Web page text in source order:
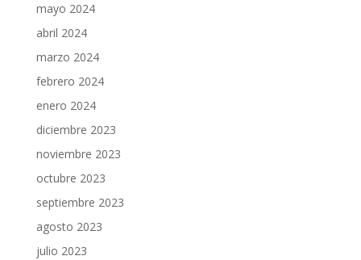
mayo 2024
abril 2024
marzo 2024
febrero 2024
enero 2024
diciembre 2023
noviembre 2023
octubre 2023
septiembre 2023
agosto 2023
julio 2023